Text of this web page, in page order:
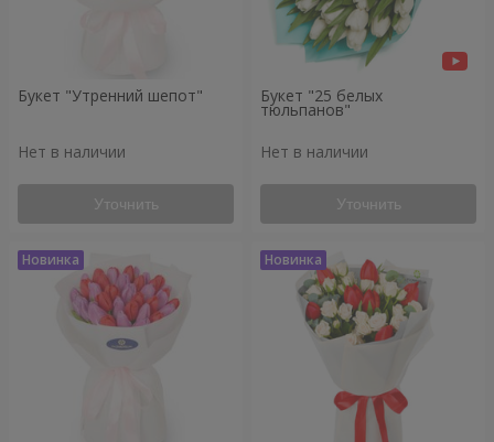
Букет "Утренний шепот"
Нет в наличии
Уточнить
Букет "25 белых
тюльпанов"
Нет в наличии
Уточнить